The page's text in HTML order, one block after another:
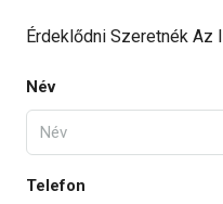
Érdeklődni Szeretnék Az
Név
Telefon